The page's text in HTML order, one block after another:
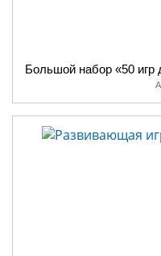
Большой набор «50 игр